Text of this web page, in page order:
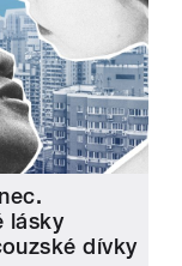
lásky
dívky